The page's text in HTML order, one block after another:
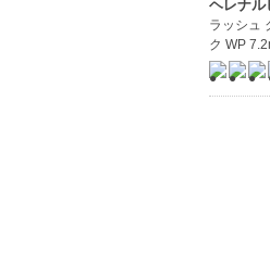
ヘレナル
ラッシュ
ク WP